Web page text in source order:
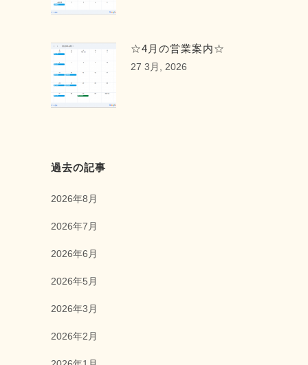
☆4月の営業案内☆
27 3月, 2026
過去の記事
2026年8月
2026年7月
2026年6月
2026年5月
2026年3月
2026年2月